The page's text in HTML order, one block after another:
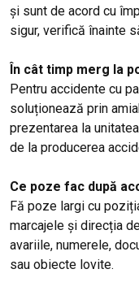
și sunt de acord cu
sigur, verifică înainte
În cât timp merg la
Pentru accidente cu
soluționează prin
prezentarea la
de la producerea
Ce poze fac după
Fă poze largi cu
marcajele și direcția
avariile, numerele,
sau obiecte lovite.